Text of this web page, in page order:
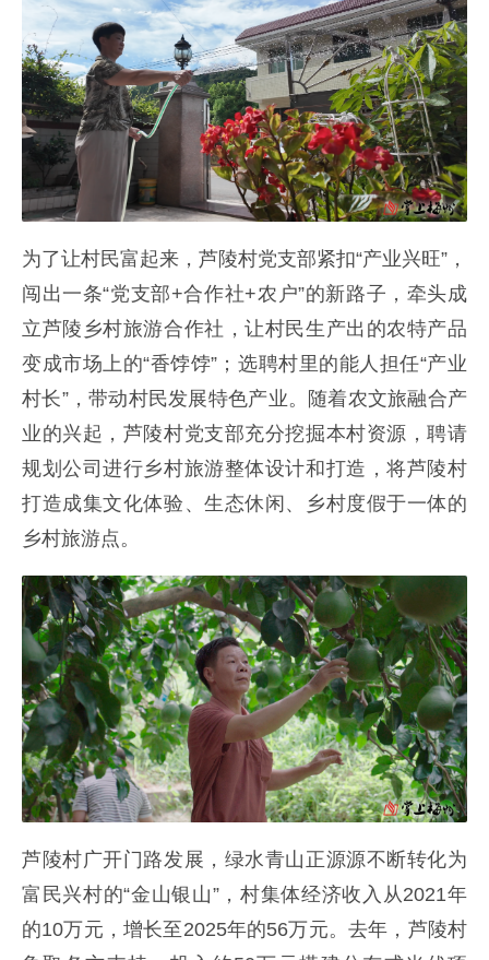
为了让村民富起来，芦陵村党支部紧扣“产业兴旺”，
闯出一条“党支部+合作社+农户”的新路子，牵头成
立芦陵乡村旅游合作社，让村民生产出的农特产品
变成市场上的“香饽饽”；选聘村里的能人担任“产业
村长”，带动村民发展特色产业。随着农文旅融合产
业的兴起，芦陵村党支部充分挖掘本村资源，聘请
规划公司进行乡村旅游整体设计和打造，将芦陵村
打造成集文化体验、生态休闲、乡村度假于一体的
乡村旅游点。
芦陵村广开门路发展，绿水青山正源源不断转化为
富民兴村的“金山银山”，村集体经济收入从2021年
的10万元，增长至2025年的56万元。去年，芦陵村